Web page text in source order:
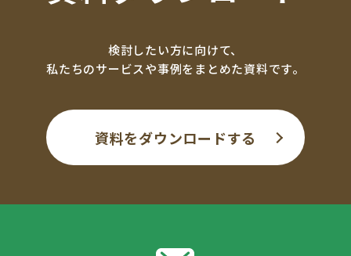
検討したい方に向けて、
私たちのサービスや事例をまとめた資料です。
資料をダウンロードする